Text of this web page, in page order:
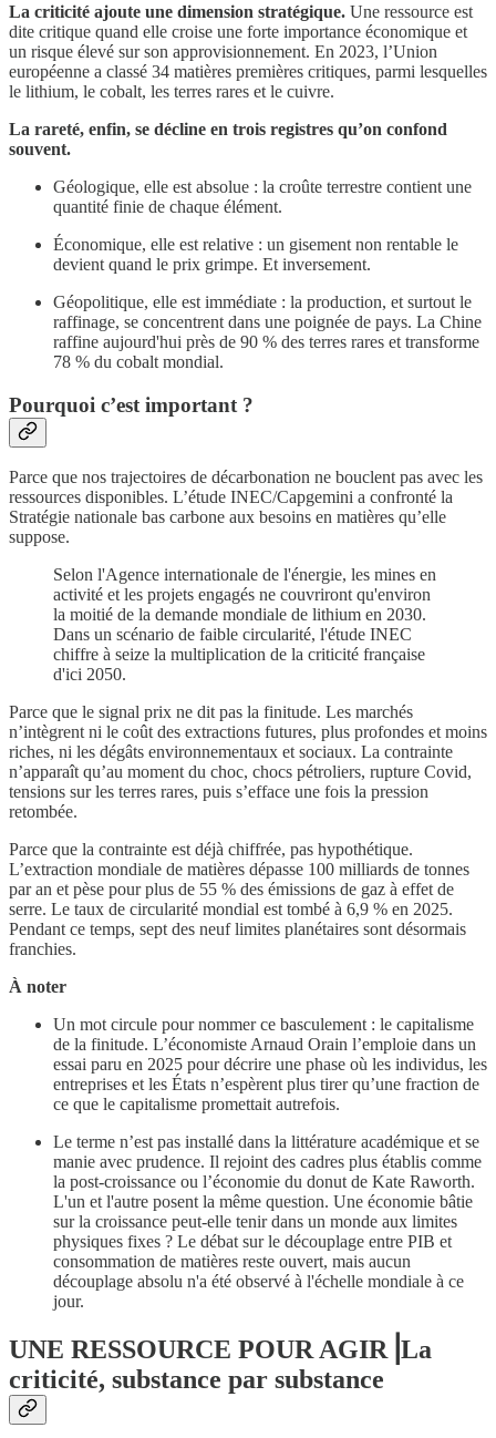
La criticité ajoute une dimension stratégique. Une ressource est
dite critique quand elle croise une forte importance économique et
un risque élevé sur son approvisionnement. En 2023, l’Union
européenne a classé 34 matières premières critiques, parmi lesquelles
le lithium, le cobalt, les terres rares et le cuivre.
La rareté, enfin, se décline en trois registres qu’on confond
souvent.
Géologique, elle est absolue : la croûte terrestre contient une
quantité finie de chaque élément.
Économique, elle est relative : un gisement non rentable le
devient quand le prix grimpe. Et inversement.
Géopolitique, elle est immédiate : la production, et surtout le
raffinage, se concentrent dans une poignée de pays. La Chine
raffine aujourd'hui près de 90 % des terres rares et transforme
78 % du cobalt mondial.
Pourquoi c’est important ?
Parce que nos trajectoires de décarbonation ne bouclent pas avec les
ressources disponibles. L’étude INEC/Capgemini a confronté la
Stratégie nationale bas carbone aux besoins en matières qu’elle
suppose.
Selon l'Agence internationale de l'énergie, les mines en
activité et les projets engagés ne couvriront qu'environ
la moitié de la demande mondiale de lithium en 2030.
Dans un scénario de faible circularité, l'étude INEC
chiffre à seize la multiplication de la criticité française
d'ici 2050.
Parce que le signal prix ne dit pas la finitude. Les marchés
n’intègrent ni le coût des extractions futures, plus profondes et moins
riches, ni les dégâts environnementaux et sociaux. La contrainte
n’apparaît qu’au moment du choc, chocs pétroliers, rupture Covid,
tensions sur les terres rares, puis s’efface une fois la pression
retombée.
Parce que la contrainte est déjà chiffrée, pas hypothétique.
L’extraction mondiale de matières dépasse 100 milliards de tonnes
par an et pèse pour plus de 55 % des émissions de gaz à effet de
serre. Le taux de circularité mondial est tombé à 6,9 % en 2025.
Pendant ce temps, sept des neuf limites planétaires sont désormais
franchies.
À noter
Un mot circule pour nommer ce basculement : le capitalisme
de la finitude. L’économiste Arnaud Orain l’emploie dans un
essai paru en 2025 pour décrire une phase où les individus, les
entreprises et les États n’espèrent plus tirer qu’une fraction de
ce que le capitalisme promettait autrefois.
Le terme n’est pas installé dans la littérature académique et se
manie avec prudence. Il rejoint des cadres plus établis comme
la post-croissance ou l’économie du donut de Kate Raworth.
L'un et l'autre posent la même question. Une économie bâtie
sur la croissance peut-elle tenir dans un monde aux limites
physiques fixes ? Le débat sur le découplage entre PIB et
consommation de matières reste ouvert, mais aucun
découplage absolu n'a été observé à l'échelle mondiale à ce
jour.
UNE RESSOURCE POUR AGIR⎟La
criticité, substance par substance